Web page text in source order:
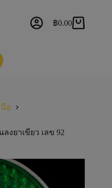
฿0.00
อ
งยาเขียว เลข 92